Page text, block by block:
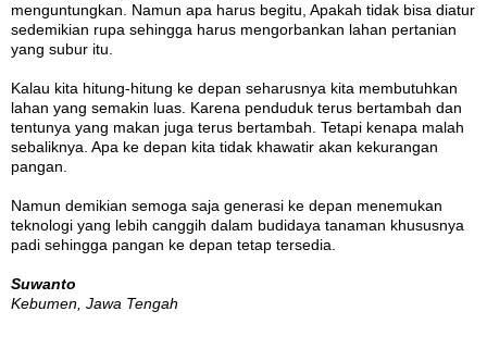
menguntungkan. Namun apa harus begitu, Apakah tidak bisa diatur
sedemikian rupa sehingga harus mengorbankan lahan pertanian
yang subur itu.
Kalau kita hitung-hitung ke depan seharusnya kita membutuhkan
lahan yang semakin luas. Karena penduduk terus bertambah dan
tentunya yang makan juga terus bertambah. Tetapi kenapa malah
sebaliknya. Apa ke depan kita tidak khawatir akan kekurangan
pangan.
Namun demikian semoga saja generasi ke depan menemukan
teknologi yang lebih canggih dalam budidaya tanaman khususnya
padi sehingga pangan ke depan tetap tersedia.
Suwanto
Kebumen, Jawa Tengah